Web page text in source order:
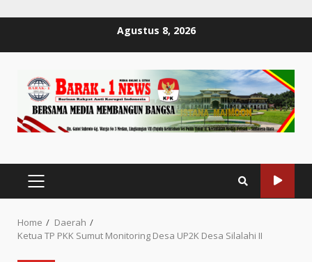
Agustus 8, 2026
PRIMARY
MENU
Home
Daerah
Ketua TP PKK Sumut Monitoring Desa UP2K Desa Silalahi II